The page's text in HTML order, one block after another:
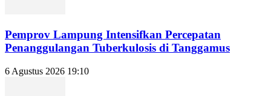
Pemprov Lampung Intensifkan Percepatan
Penanggulangan Tuberkulosis di Tanggamus
6 Agustus 2026 19:10